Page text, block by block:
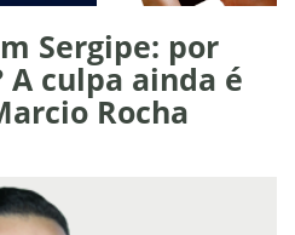
Sergipe: por
culpa ainda é
Rocha